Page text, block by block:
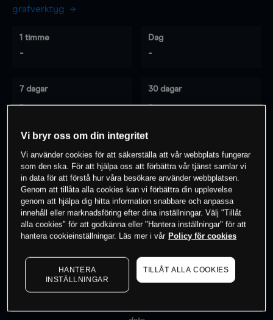
grafverktyg
1 timme
-
Dag
-
7 dagar
-
30 dagar
-
0% av kunderna har enposition i detta
instrument
Börja handla
Priserna är endast vägledande.
Vi bryr oss om din integritet
Vi använder cookies för att säkerställa att vår webbplats fungerar
som den ska. För att hjälpa oss att förbättra vår tjänst samlar vi
in data för att förstå hur våra besökare använder webbplatsen.
Genom att tillåta alla cookies kan vi förbättra din upplevelse
genom att hjälpa dig hitta information snabbare och anpassa
innehåll eller marknadsföring efter dina inställningar. Välj "Tillåt
alla cookies" för att godkänna eller "Hantera inställningar" för att
hantera cookieinställningar. Läs mer i vår Policy för cookies
HANTERA
INSTÄLLNINGAR
TILLÅT ALLA COOKIES